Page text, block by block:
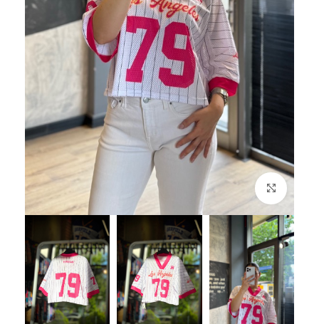
بزرگنمایی تصویر